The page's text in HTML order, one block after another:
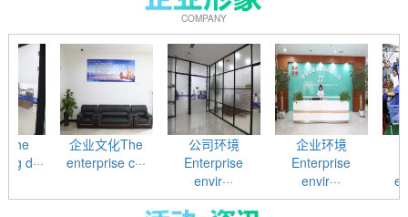
COMPANY
企业文化The
enterprise c···
公司环境
Enterprise
envir···
企业环境
Enterprise
envir···